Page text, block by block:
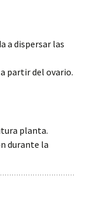
a dispersar las
partir del ovario.
planta.
durante la